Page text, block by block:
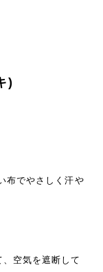
)
布でやさしく汗や
空気を遮断して